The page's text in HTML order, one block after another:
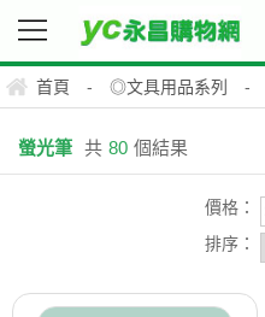
首頁 - ◎文具用品系列 -
螢光筆 共 80 個結果
價格：
排序：